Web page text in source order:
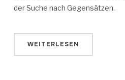
der Suche nach Gegensätzen.
WEITERLESEN